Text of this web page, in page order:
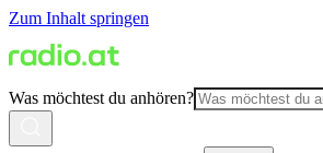
Zum Inhalt springen
Was möchtest du anhören?